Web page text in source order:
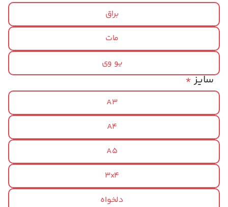
براق
مات
یو وی
*سایز
A3
A4
A5
3x4
دلخواه